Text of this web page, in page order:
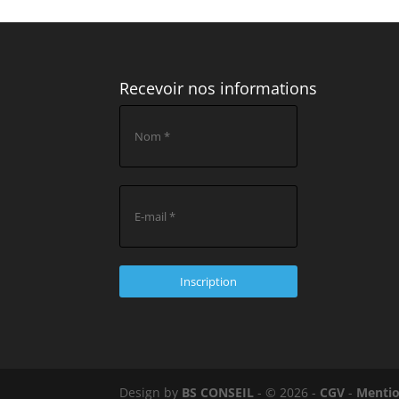
Recevoir nos informations
Design by BS CONSEIL - © 2026 - CGV -